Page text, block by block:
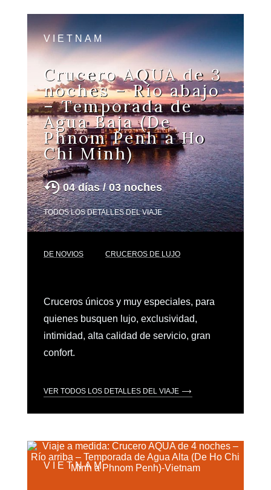
VIETNAM
Crucero AQUA de 3
noches – Río abajo
– Temporada de
Agua Baja (De
Phnom Penh a Ho
Chi Minh)
04 días / 03 noches
TODOS LOS DETALLES DEL VIAJE
DE NOVIOS CRUCEROS DE LUJO
Cruceros únicos y muy especiales, para
quienes busquen lujo, exclusividad,
intimidad, alta calidad de servicio, gran
confort.
VER TODOS LOS DETALLES DEL VIAJE
VIETNAM